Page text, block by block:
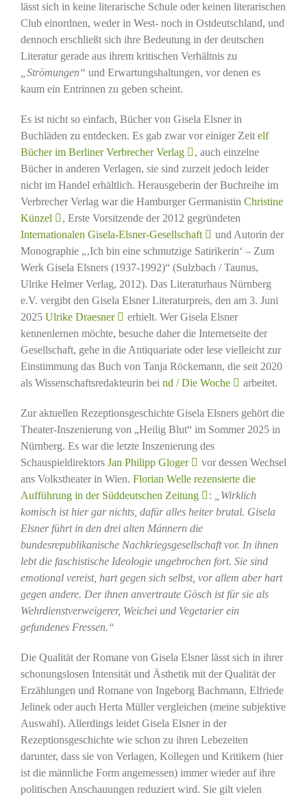
lässt sich in keine literarische Schule oder keinen literarischen
Club einordnen, weder in West- noch in Ostdeutschland, und
dennoch erschließt sich ihre Bedeutung in der deutschen
Literatur gerade aus ihrem kritischen Verhältnis zu
„Strömungen“ und Erwartungshaltungen, vor denen es
kaum ein Entrinnen zu geben scheint.
Es ist nicht so einfach, Bücher von Gisela Elsner in
Buchläden zu entdecken. Es gab zwar vor einiger Zeit elf
Bücher im Berliner Verbrecher Verlag
, auch einzelne
Bücher in anderen Verlagen, sie sind zurzeit jedoch leider
nicht im Handel erhältlich. Herausgeberin der Buchreihe im
Verbrecher Verlag war die Hamburger Germanistin Christine
Künzel
, Erste Vorsitzende der 2012 gegründeten
Internationalen Gisela-Elsner-Gesellschaft
und Autorin der
Monographie „‚Ich bin eine schmutzige Satirikerin‘ – Zum
Werk Gisela Elsners (1937-1992)“ (Sulzbach / Taunus,
Ulrike Helmer Verlag, 2012). Das Literaturhaus Nürnberg
e.V. vergibt den Gisela Elsner Literaturpreis, den am 3. Juni
2025 Ulrike Draesner
erhielt. Wer Gisela Elsner
kennenlernen möchte, besuche daher die Internetseite der
Gesellschaft, gehe in die Antiquariate oder lese vielleicht zur
Einstimmung das Buch von Tanja Röckemann, die seit 2020
als Wissenschaftsredakteurin bei nd / Die Woche arbeitet.
Zur aktuellen Rezeptionsgeschichte Gisela Elsners gehört die
Theater-Inszenierung von „Heilig Blut“ im Sommer 2025 in
Nürnberg. Es war die letzte Inszenierung des
Schauspieldirektors Jan Philipp Gloger
vor dessen Wechsel
ans Volkstheater in Wien. Florian Welle rezensierte die
Aufführung in der Süddeutschen Zeitung
:
Wirklich
komisch ist hier gar nichts, dafür alles heiter brutal. Gisela
Elsner führt in den drei alten Männern die
bundesrepublikanische Nachkriegsgesellschaft vor. In ihnen
lebt die faschistische Ideologie ungebrochen fort. Sie sind
emotional vereist, hart gegen sich selbst, vor allem aber hart
gegen andere. Der ihnen anvertraute Gösch ist für sie als
Wehrdienstverweigerer, Weichei und Vegetarier ein
gefundenes Fressen.“
Die Qualität der Romane von Gisela Elsner lässt sich in ihrer
schonungslosen Intensität und Ästhetik mit der Qualität der
Erzählungen und Romane von Ingeborg Bachmann, Elfriede
Jelinek oder auch Herta Müller vergleichen (meine subjektive
Auswahl). Allerdings leidet Gisela Elsner in der
Rezeptionsgeschichte wie schon zu ihren Lebezeiten
darunter, dass sie von Verlagen, Kollegen und Kritikern (hier
ist die männliche Form angemessen) immer wieder auf ihre
politischen Anschauungen reduziert wird. Sie gilt vielen